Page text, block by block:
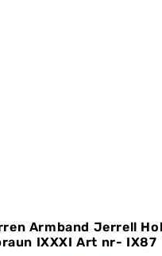
Armband Jerrell
IXXXI Art nr- IX87